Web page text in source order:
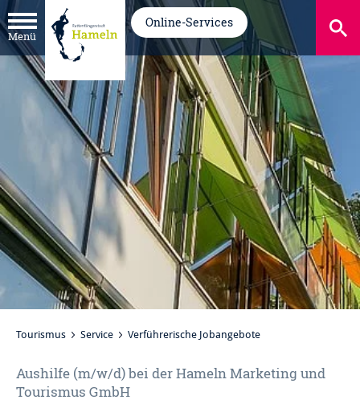
Menü
Online-Services
Tourismus Service Verführerische Jobangebote
Aushilfe (m/w/d) bei der Hameln Marketing und
Tourismus GmbH